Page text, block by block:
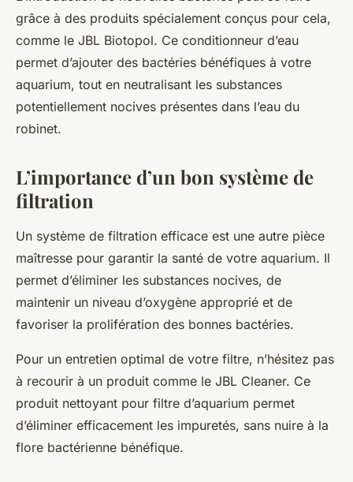
grâce à des produits spécialement conçus pour cela,
comme le JBL Biotopol. Ce conditionneur d’eau
permet d’ajouter des bactéries bénéfiques à votre
aquarium, tout en neutralisant les substances
potentiellement nocives présentes dans l’eau du
robinet.
L’importance d’un bon système de
filtration
Un système de filtration efficace est une autre pièce
maîtresse pour garantir la santé de votre aquarium. Il
permet d’éliminer les substances nocives, de
maintenir un niveau d’oxygène approprié et de
favoriser la prolifération des bonnes bactéries.
Pour un entretien optimal de votre filtre, n’hésitez pas
à recourir à un produit comme le JBL Cleaner. Ce
produit nettoyant pour filtre d’aquarium permet
d’éliminer efficacement les impuretés, sans nuire à la
flore bactérienne bénéfique.